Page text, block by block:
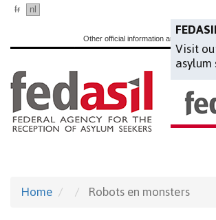
Skip
main
content
Visit
fr nl
Other official information and services:
Home Robots en monsters